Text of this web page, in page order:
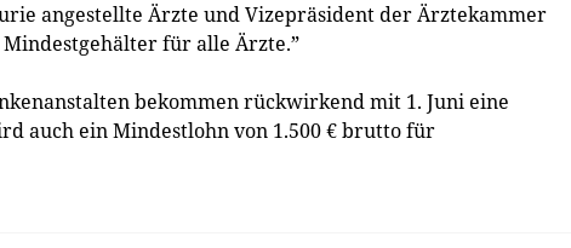
angestellte Ärzte und Vizepräsident der Ärztekammer
für alle Ärzte.”
bekommen rückwirkend mit 1. Juni eine
auch ein Mindestlohn von 1.500 € brutto für